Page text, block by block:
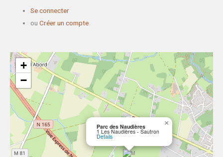
Se connecter
ouCréer un compte
Parc des Naudières
1 Les Naudières - Sautron
Details
×
+
−